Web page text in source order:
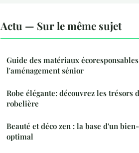
Actu — Sur le même sujet
Guide des matériaux
l'aménagement sénior
Robe élégante: découvrez les trésors
robelière
Beauté et déco zen : la base d'un
optimal